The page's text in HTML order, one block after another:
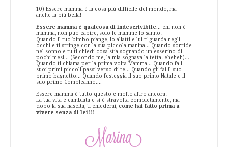
10) Essere mamma è la cosa più difficile del mondo, ma
anche la più bella!
Essere mamma è qualcosa di indescrivibile... chi non è
mamma, non può capire, solo le mamme lo sanno!
Quando il tuo bimbo piange, lo allatti e lui ti guarda negli
occhi e ti stringe con la sua piccola manina... Quando sorride
nel sonno e tu ti chiedi cosa stia sognando un esserino di
pochi mesi... (Secondo me, la mia sognava la tetta! eheheh)...
Quando ti chiama per la prima volta Mamma... Quando fa i
suoi primi piccoli passi verso di te... Quando gli fai il suo
primo bagnetto... Quando festeggia il suo primo Natale e il
suo primo Compleanno....
Essere mamma è tutto questo e molto altro ancora!
La tua vita è cambiata e si è stravolta completamente, ma
dopo la sua nascita, ti chiederai, come hai fatto prima a
vivere senza di lei!!!